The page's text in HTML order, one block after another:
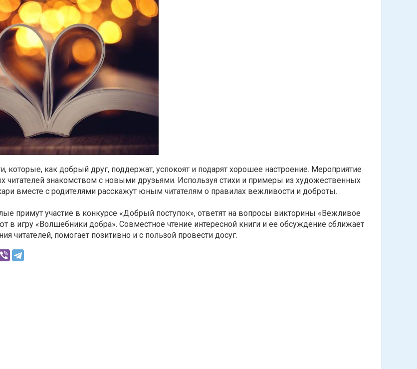
которые, как добрый друг, поддержат, успокоят и подарят хорошее настроение. Мероприятие
читателей знакомством с новыми друзьями. Используя стихи и примеры из художественных
вместе с родителями расскажут юным читателям о правилах вежливости и доброты.
примут участие в конкурсе «Добрый поступок», ответят на вопросы викторины «Вежливое
в игру «Волшебники добра». Совместное чтение интересной книги и ее обсуждение сближает
читателей, помогает позитивно и с пользой провести досуг.